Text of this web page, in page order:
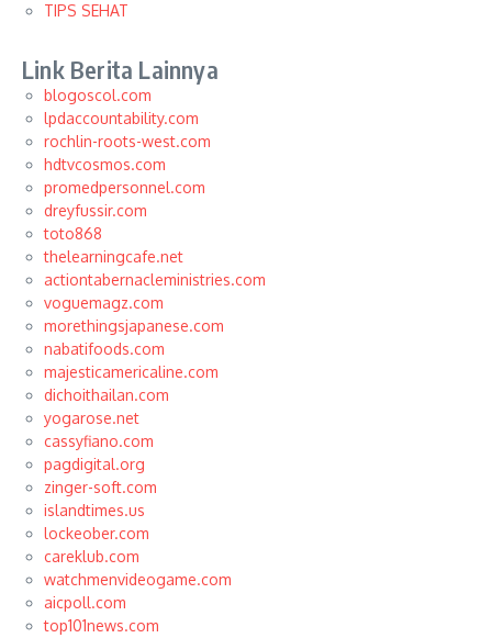
TIPS SEHAT
Link Berita Lainnya
blogoscol.com
lpdaccountability.com
rochlin-roots-west.com
hdtvcosmos.com
promedpersonnel.com
dreyfussir.com
toto868
thelearningcafe.net
actiontabernacleministries.com
voguemagz.com
morethingsjapanese.com
nabatifoods.com
majesticamericaline.com
dichoithailan.com
yogarose.net
cassyfiano.com
pagdigital.org
zinger-soft.com
islandtimes.us
lockeober.com
careklub.com
watchmenvideogame.com
aicpoll.com
top101news.com